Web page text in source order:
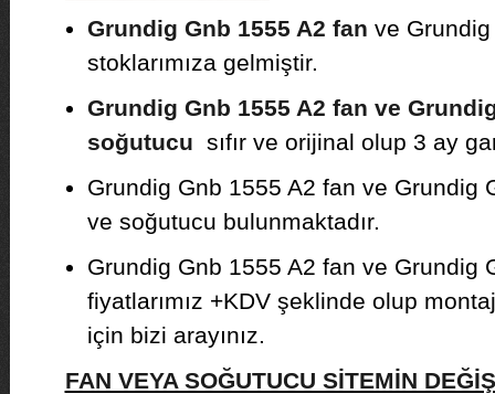
Grundig Gnb 1555 A2 fan ve
stoklarımıza gelmiştir.
Grundig Gnb 1555 A2 fan ve
soğutucu sıfır ve orijinal olup 3 ay
Grundig Gnb 1555 A2 fan ve Grundig
ve soğutucu bulunmaktadır.
Grundig Gnb 1555 A2 fan ve
fiyatlarımız +KDV şeklinde olup
için bizi arayınız.
FAN VEYA SOĞUTUCU SİTEMİN